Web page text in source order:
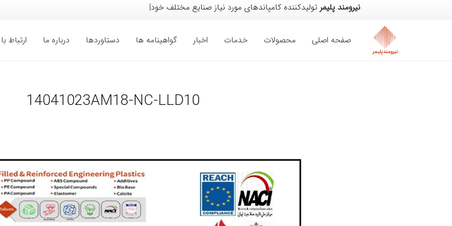
نیرومند پلیمر تولیدکننده کامپاندهای مورد نیاز صنایع مختلف خودرو، لواز
صفحه اصلی محصولات خدمات اخبار گواهینامه ها دستاوردها درباره ما ارتباط
14041023AM18-NC-LLD10